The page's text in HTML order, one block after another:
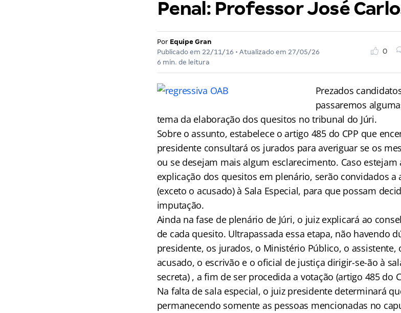
Penal: Professor José
Por Equipe Gran
Publicado em 22/11/16 • Atualizado em 27/05/26
6 min. de leitura
0
Prezados
passaremos
tema da elaboração dos quesitos no tribunal do Júri.
Sobre o assunto, estabelece o artigo 485 do CPP que
presidente consultará os jurados para averiguar se os
ou se desejam mais algum esclarecimento. Caso
explicação dos quesitos em plenário, serão convidados a
(exceto o acusado) à Sala Especial, para que possam
imputação.
Ainda na fase de plenário de Júri, o juiz explicará ao
de cada quesito. Ultrapassada essa etapa, não havendo
presidente, os jurados, o Ministério Público, o
acusado, o escrivão e o oficial de justiça dirigir-se-ão à
secreta) , a fim de ser procedida a votação (artigo 485 do
Na falta de sala especial, o juiz presidente determinará
permanecendo somente as pessoas mencionadas no